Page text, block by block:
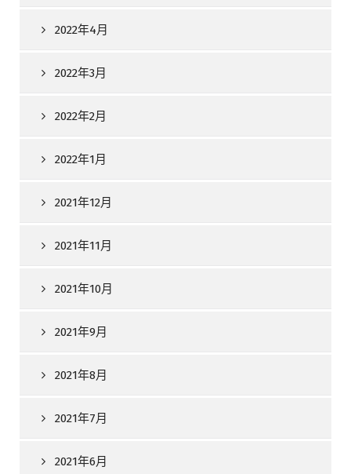
2022年4月
2022年3月
2022年2月
2022年1月
2021年12月
2021年11月
2021年10月
2021年9月
2021年8月
2021年7月
2021年6月